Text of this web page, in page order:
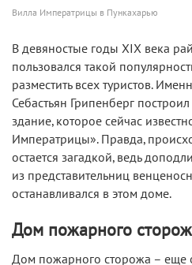
Вилла Императрицы в Пункахарью
В девяностые годы XIX века
пользовался такой
разместить всех туристов.
Себастьян Грипенберг
здание, которое сейчас
Императрицы». Правда,
остается загадкой, ведь
из представительниц
останавливался в этом доме.
Дом пожарного
Дом пожарного сторожа – еще